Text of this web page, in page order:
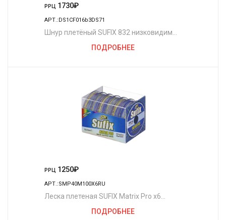
РРЦ 1730₽
АРТ.:DS1CF016b3DS71
Шнур плетёный SUFIX 832 низковидимый
ПОДРОБНЕЕ
РРЦ 1250₽
АРТ.:SMP40M100X6RU
Леска плетеная SUFIX Matrix Pro x6
ПОДРОБНЕЕ